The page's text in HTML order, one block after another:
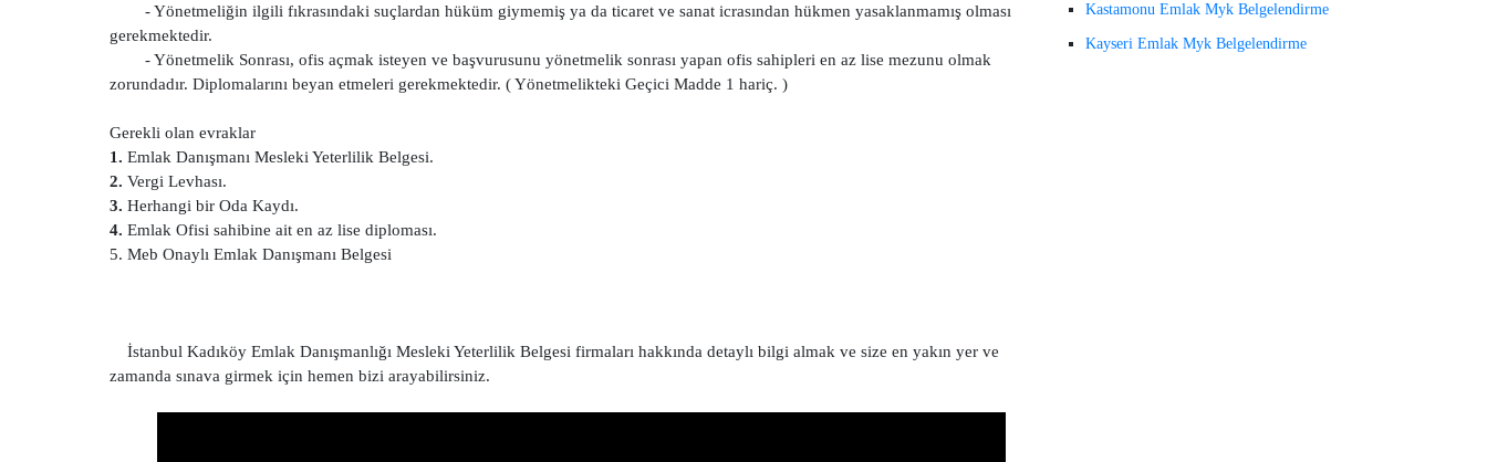
- Yönetmeliğin ilgili fıkrasındaki suçlardan hüküm giymemiş ya da ticaret ve sanat icrasından hükmen yasaklanmamış olması
gerekmektedir.
- Yönetmelik Sonrası, ofis açmak isteyen ve başvurusunu yönetmelik sonrası yapan ofis sahipleri en az lise mezunu olmak
zorundadır. Diplomalarını beyan etmeleri gerekmektedir. ( Yönetmelikteki Geçici Madde 1 hariç. )
Gerekli olan evraklar
1. Emlak Danışmanı Mesleki Yeterlilik Belgesi.
2. Vergi Levhası.
3. Herhangi bir Oda Kaydı.
4. Emlak Ofisi sahibine ait en az lise diploması.
5. Meb Onaylı Emlak Danışmanı Belgesi
İstanbul Kadıköy Emlak Danışmanlığı Mesleki Yeterlilik Belgesi firmaları hakkında detaylı bilgi almak ve size en yakın yer ve
zamanda sınava girmek için hemen bizi arayabilirsiniz.
Kastamonu Emlak Myk Belgelendirme
Kayseri Emlak Myk Belgelendirme